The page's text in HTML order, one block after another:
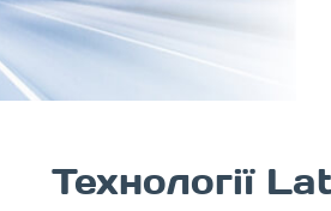
Технології